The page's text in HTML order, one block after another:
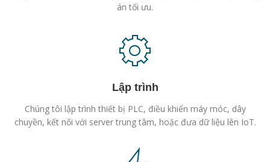
án tối ưu.
Lập trình
Chúng tôi lập trình thiết bị PLC, điều khiển máy móc, dây
chuyền, kết nối với server trung tâm, hoặc đưa dữ liệu lên IoT.